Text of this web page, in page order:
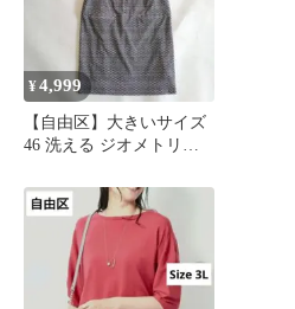
¥4,999
【自由区】大きいサイズ
46 洗える ジオメトリッ
ース